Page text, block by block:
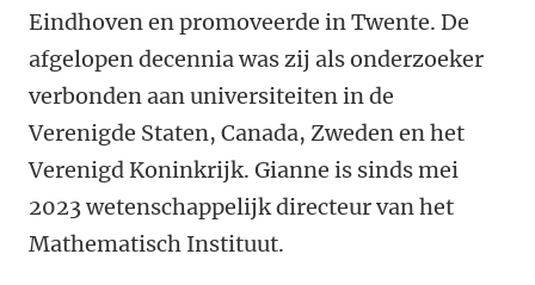
Eindhoven en promoveerde in Twente. De
afgelopen decennia was zij als onderzoeker
verbonden aan universiteiten in de
Verenigde Staten, Canada, Zweden en het
Verenigd Koninkrijk. Gianne is sinds mei
2023 wetenschappelijk directeur van het
Mathematisch Instituut.